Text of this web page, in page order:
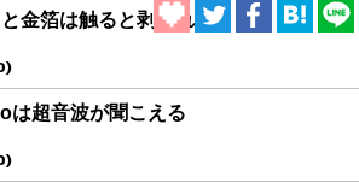
金箔は触ると剥がれる
超音波が聞こえる